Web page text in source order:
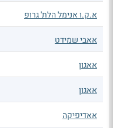
א.ק.ו אנימל הלת' גרופ
אאבי שמידט
אאגון
אאגון
אאדיפיקה